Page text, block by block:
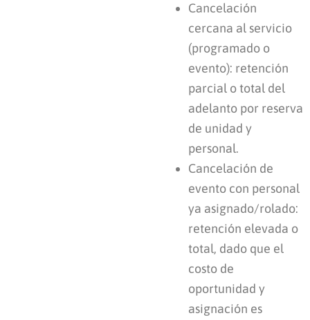
Cancelación
cercana al servicio
(programado o
evento): retención
parcial o total del
adelanto por reserva
de unidad y
personal.
Cancelación de
evento con personal
ya asignado/rolado:
retención elevada o
total, dado que el
costo de
oportunidad y
asignación es